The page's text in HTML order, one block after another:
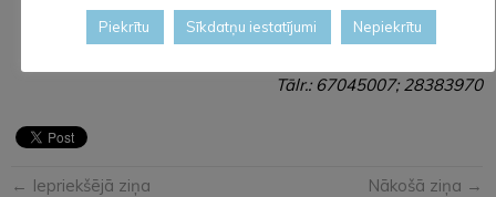
Nacionālā veselības dienesta
Tālr.: 67045007; 28383970
← Iepriekšējā ziņa Nākošā ziņa →
Piekrītu Sīkdatņu iestatījumi Nepiekrītu